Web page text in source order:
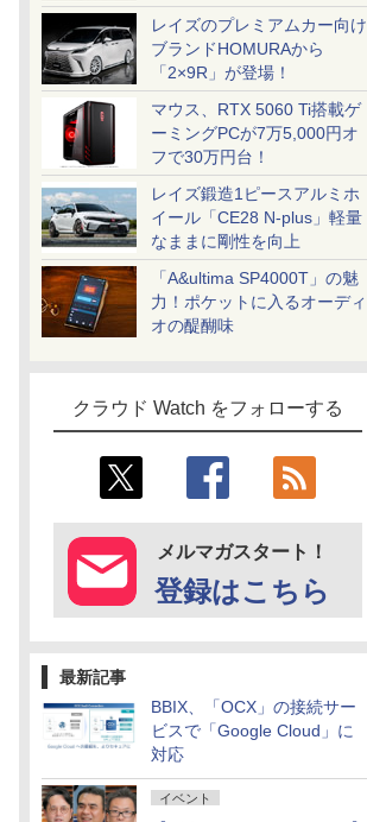
レイズのプレミアムカー向け
ブランドHOMURAから
「2×9R」が登場！
マウス、RTX 5060 Ti搭載ゲ
ーミングPCが7万5,000円オ
フで30万円台！
レイズ鍛造1ピースアルミホ
イール「CE28 N-plus」軽量
なままに剛性を向上
「A&ultima SP4000T」の魅
力！ポケットに入るオーディ
オの醍醐味
クラウド Watch をフォローする
メルマガスタート！
登録はこちら
最新記事
BBIX、「OCX」の接続サー
ビスで「Google Cloud」に
対応
イベント